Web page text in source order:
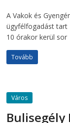
A Vakok és
ügyfélfogadást tart
10 órakor kerül sor
Tovább
Város
Bulisegély